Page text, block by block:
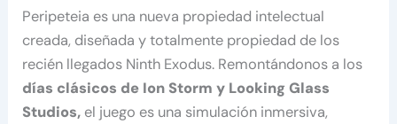
Peripeteia es una nueva propiedad intelectual
creada, diseñada y totalmente propiedad de los
recién llegados Ninth Exodus. Remontándonos a los
días clásicos de Ion Storm y Looking Glass
Studios, el juego es una simulación inmersiva,